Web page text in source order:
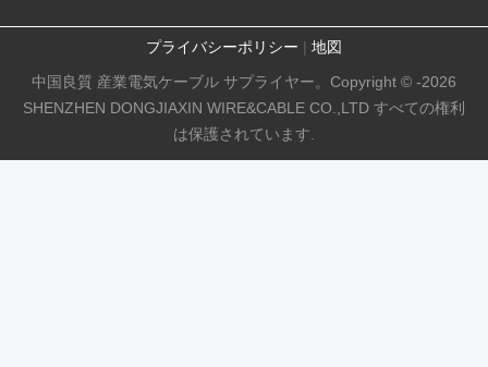
プライバシーポリシー | 地図
中国良質 産業電気ケーブル サプライヤー。Copyright © -2026
SHENZHEN DONGJIAXIN WIRE&CABLE CO.,LTD すべての権利
は保護されています.